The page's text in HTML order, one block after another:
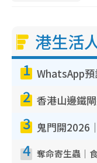
港生活
1
2
3
4